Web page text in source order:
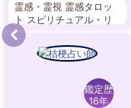
霊感・霊視 霊感タロッ
ト スピリチュアル・リ
ーディング 前世鑑定 西
洋占星術 遠隔ヒーリン
グ ペンジュラム
鑑定歴
16年